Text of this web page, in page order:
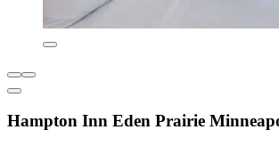
Hampton Inn Eden Prairie